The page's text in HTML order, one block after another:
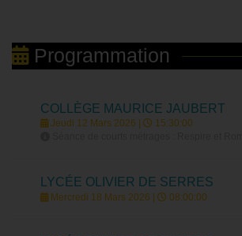
Programmation
COLLÈGE MAURICE JAUBERT
Jeudi 12 Mars 2026 |
15:30:00
LYCÉE OLIVIER DE SERRES
Mercredi 18 Mars 2026 | 08:00:00